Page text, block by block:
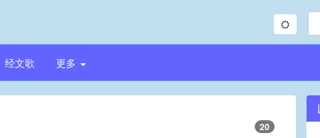
经文歌 更多
20